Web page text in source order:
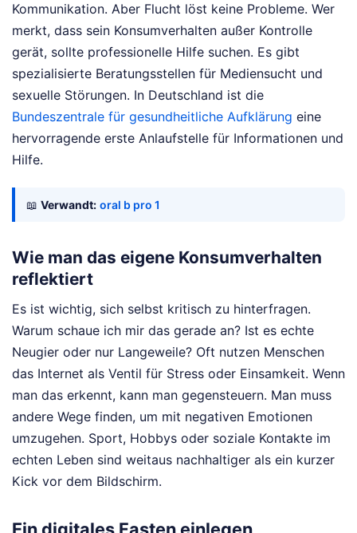
Kommunikation. Aber Flucht löst keine Probleme. Wer
merkt, dass sein Konsumverhalten außer Kontrolle
gerät, sollte professionelle Hilfe suchen. Es gibt
spezialisierte Beratungsstellen für Mediensucht und
sexuelle Störungen. In Deutschland ist die
Bundeszentrale für gesundheitliche Aufklärung eine
hervorragende erste Anlaufstelle für Informationen und
Hilfe.
📖 Verwandt: oral b pro 1
Wie man das eigene Konsumverhalten
reflektiert
Es ist wichtig, sich selbst kritisch zu hinterfragen.
Warum schaue ich mir das gerade an? Ist es echte
Neugier oder nur Langeweile? Oft nutzen Menschen
das Internet als Ventil für Stress oder Einsamkeit. Wenn
man das erkennt, kann man gegensteuern. Man muss
andere Wege finden, um mit negativen Emotionen
umzugehen. Sport, Hobbys oder soziale Kontakte im
echten Leben sind weitaus nachhaltiger als ein kurzer
Kick vor dem Bildschirm.